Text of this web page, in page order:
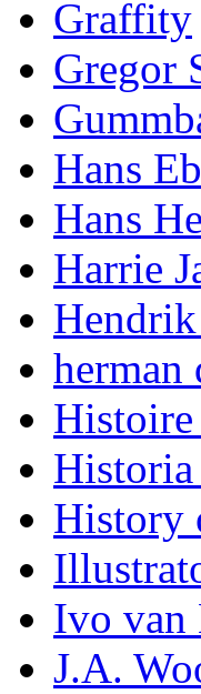
Graffity
Gregor
Hans
Hans
Harrie
herman
Histoire
History
Ivo van
J.A.